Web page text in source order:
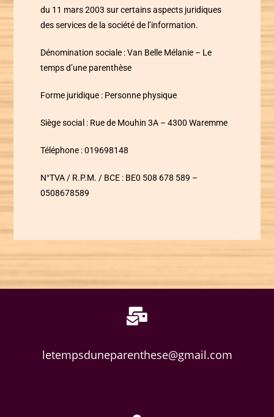
du 11 mars 2003 sur certains aspects juridiques
des services de la société de l’information.
Dénomination sociale :Van Belle Mélanie – Le
temps d’une parenthèse
Forme juridique : Personne physique
Siège social : Rue de Mouhin 3A – 4300 Waremme
Téléphone :019698148
N°TVA / R.P.M. / BCE : BE0 508 678 589 –
0508678589
letempsduneparenthese@gmail.com